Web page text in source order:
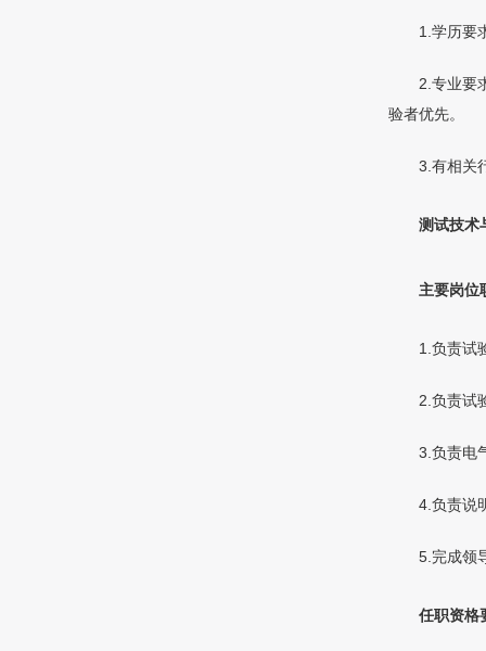
1.学历要
2.专业要
验者优先。
3.有相关
测试技术
主要岗位
1.负责试
2.负责试
3.负责电
4.负责说
5.完成领
任职资格